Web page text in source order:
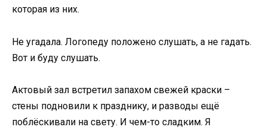
которая из них.
Не угадала. Логопеду положено слушать, а не гадать.
Вот и буду слушать.
Актовый зал встретил запахом свежей краски –
стены подновили к празднику, и разводы ещё
поблёскивали на свету. И чем-то сладким. Я